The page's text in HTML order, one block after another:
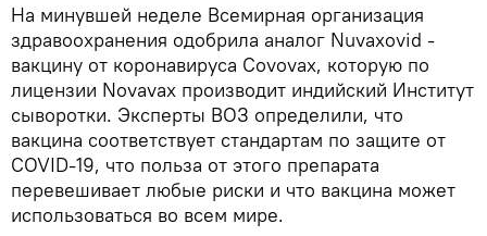
На минувшей неделе Всемирная организация
здравоохранения одобрила аналог Nuvaxovid -
вакцину от коронавируса Covovax, которую по
лицензии Novavax производит индийский Институт
сыворотки. Эксперты ВОЗ определили, что
вакцина соответствует стандартам по защите от
COVID-19, что польза от этого препарата
перевешивает любые риски и что вакцина может
использоваться во всем мире.